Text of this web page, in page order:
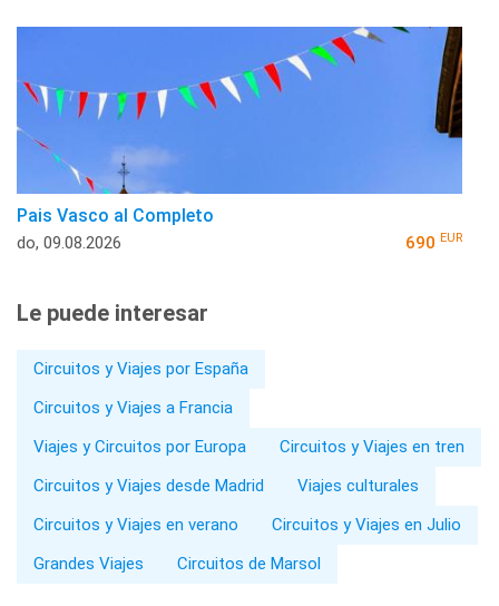
Pais Vasco al Completo
do, 09.08.2026 690 EUR
Le puede interesar
Circuitos y Viajes por España
Circuitos y Viajes a Francia
Viajes y Circuitos por Europa
Circuitos y Viajes en tren
Circuitos y Viajes desde Madrid
Viajes culturales
Circuitos y Viajes en verano
Circuitos y Viajes en Julio
Grandes Viajes
Circuitos de Marsol